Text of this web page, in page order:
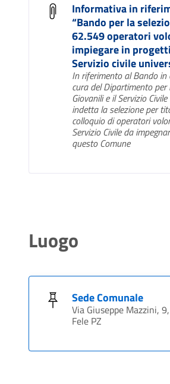
Informativa in
“Bando per la
62.549 operatori
impiegare in
Servizio civile
In riferimento al Bando in
cura del Dipartimento per
Giovanili e il Servizio
indetta la selezione per
colloquio di operatori
Servizio Civile da
questo Comune
Luogo
Sede Comunale
Via Giuseppe Mazzini,
Fele PZ